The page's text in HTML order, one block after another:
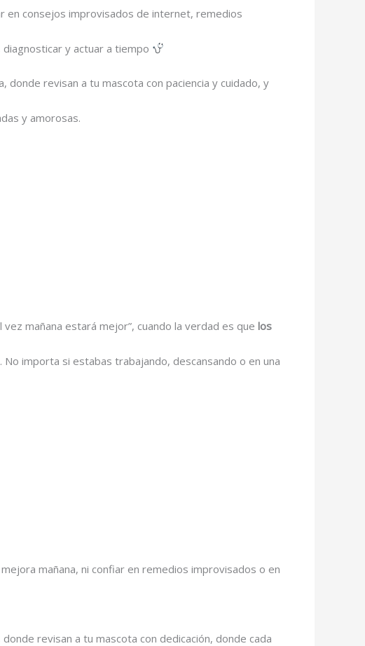
en consejos improvisados de internet, remedios
y actuar a tiempo
donde revisan a tu mascota con paciencia y cuidado, y
y amorosas.
mañana estará mejor”, cuando la verdad es que los
importa si estabas trabajando, descansando o en una
mañana, ni confiar en remedios improvisados o en
revisan a tu mascota con dedicación, donde cada